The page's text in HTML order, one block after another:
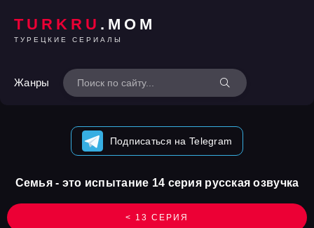
TURKRU .MOM
ТУРЕЦКИЕ СЕРИАЛЫ
Жанры
Подписаться на Telegram
< 13 СЕРИЯ
Семья - это испытание 14 серия русская озвучка